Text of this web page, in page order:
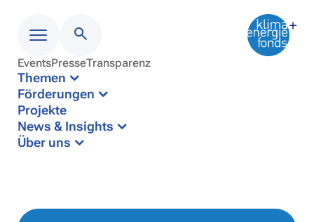
Menü
EventsPresseTransparenz
Themen
Förderungen
Projekte
News & Insights
Über uns